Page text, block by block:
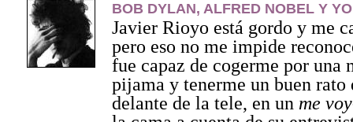
BOB DYLAN, ALFRED NOBEL Y
Javier Rioyo está gordo y me
pero eso no me impide
fue capaz de cogerme por una
pijama y tenerme un buen rato
delante de la tele, en un me